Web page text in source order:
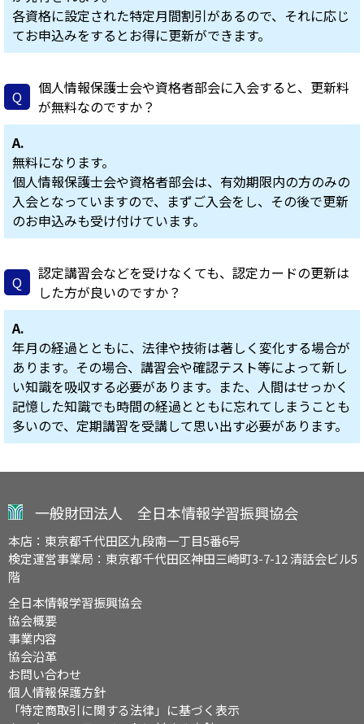
各資格に設定された特定月間割引があるので、それに応じ
てお申込みをするとお得に更新ができます。
Q
個人情報保護士会や資格者部会に入会すると、更新料
が無料なのですか？
A.
無料になります。
個人情報保護士会や資格者部会は、有効期限内の方のみの
入会となっていますので、まずご入会をし、その後で更新
のお申込みも受け付けています。
Q
認定講習会などを受けなくても、認定カードの更新は
した方が良いのですか？
A.
年月の経過とともに、法律や技術は著しく変化する場合が
あります。その場合、講習会や確認テスト等によって新し
い知識を吸収する必要があります。また、人間はせっかく
記憶した知識でも時間の経過とともに忘れてしまうことも
多いので、定期講習を受講して思い出す必要があります。
一般財団法人 全日本情報学習振興協会
本店：東京都千代田区九段南一丁目5番6号
検定運営事業局：東京都千代田区神田三崎町3-7-12 清話会ビル5
階
全日本情報学習振興協会
協会概要
事業内容
協会沿革
お問い合わせ
個人情報保護方針
「特定商取引に関する法律」に基づく表示